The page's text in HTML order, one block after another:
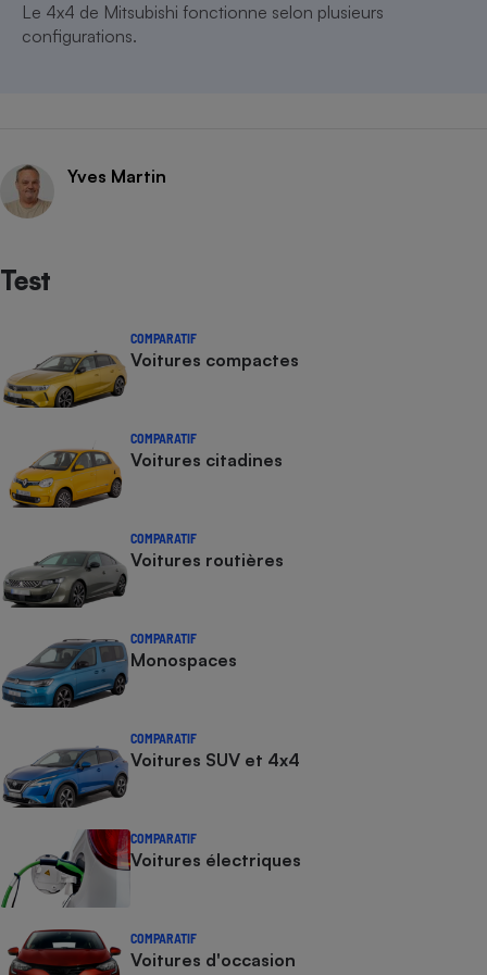
Le 4x4 de Mitsubishi fonctionne selon plusieurs
configurations.
Yves Martin
Test
COMPARATIF
Voitures compactes
COMPARATIF
Voitures citadines
COMPARATIF
Voitures routières
COMPARATIF
Monospaces
COMPARATIF
Voitures SUV et 4x4
COMPARATIF
Voitures électriques
COMPARATIF
Voitures d'occasion